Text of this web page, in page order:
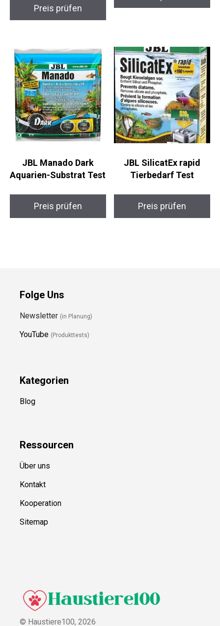
Preis prüfen
JBL Manado Dark
Aquarien-Substrat Test
Preis prüfen
JBL SilicatEx rapid
Tierbedarf Test
Preis prüfen
Folge Uns
Newsletter (in Planung)
YouTube (Produkttests)
Kategorien
Blog
Ressourcen
Über uns
Kontakt
Kooperation
Sitemap
© Haustiere100, 2026